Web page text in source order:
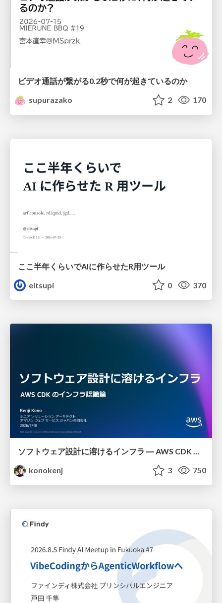
ビデオ通話が繋がる0.2秒で何が起きているのか
supurazako
2 170
ここ半年くらいでAIに作らせたR用ツール
eitsupi
0 370
ソフトウェア設計に溶けるインフラ ― AWS CDK のインフラ認識論
konokenj
3 750